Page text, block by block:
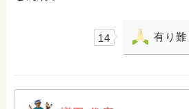
14 有り難